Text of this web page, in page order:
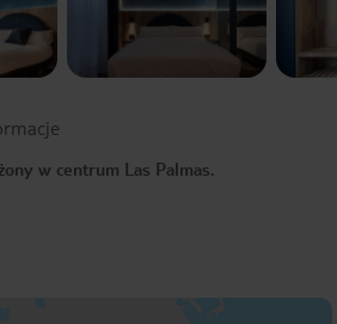
w centrum Las Palmas.